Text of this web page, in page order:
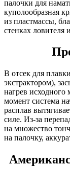
палочки для
куполообразная
из пластмассы,
стенках ловителя
В отсек для
экстрактором),
нагрев
момент система
расплав
силе. Из-за
на множество
на палочку,